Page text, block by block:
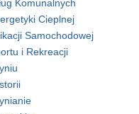
Komunalnych
Cieplnej
Samochodowej
i Rekreacji